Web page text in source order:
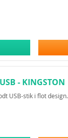
- KINGSTON
100 G3
USB-stik i flot design.